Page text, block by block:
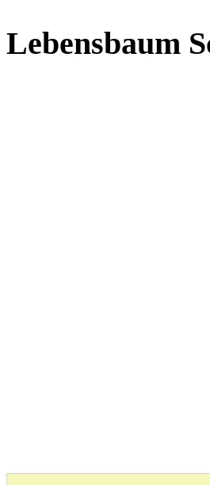
Lebensbaum